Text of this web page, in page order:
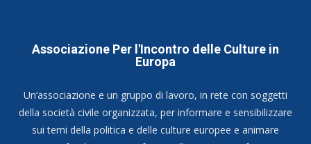
Associazione Per l'Incontro delle Culture in
Europa
Un’associazione e un gruppo di lavoro, in rete con soggetti
della società civile organizzata, per informare e sensibilizzare
sui temi della politica e delle culture europee e animare